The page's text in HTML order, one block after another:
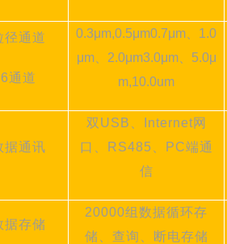
径通道
6通道
0.3μm,0.5μm0.7μm、 1.0
μm、2.0μm3.0μm、 5.0μ
m,10.0um
据通讯
双 USB、Internet网
口、RS485、PC端通
信
据存储
20000组数据循环存
储、查询、断电存储